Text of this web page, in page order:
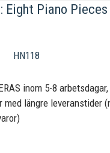
Eight Piano Pieces
HN118
inom 5-8
längre leveranstider